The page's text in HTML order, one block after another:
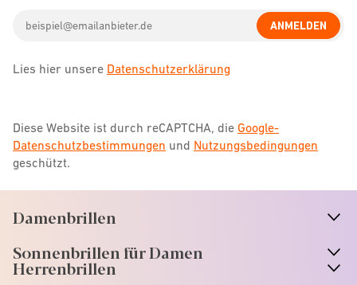
address
ANMELDEN
Lies hier unsere Datenschutzerklärung
Diese Website ist durch reCAPTCHA, die Google-
Datenschutzbestimmungen und Nutzungsbedingungen
geschützt.
Damenbrillen
Sonnenbrillen für Damen
Herrenbrillen